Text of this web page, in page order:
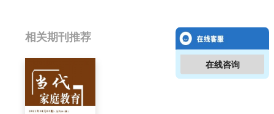
相关提问
三月风怎么样？
相关期刊推荐
在线咨询